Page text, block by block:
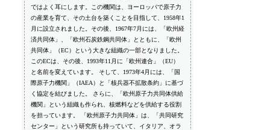
ではよく耳にします。この機関は、ヨーロッパで原子力
の産業を育て、その土台を築くことを目指して、1958年1
月に設立されました。その後、1967年7月には、「欧州経
済共同体」、「欧州石炭鉄鋼共同体」とともに、「欧州
共同体」（EC）という大きな組織の一部となりました。
このECは、その後、1993年11月に「欧州連合」（EU）
と名前を変えています。 そして、1973年4月には、「国
際原子力機関」（IAEA）と「核兵器不拡散条約」に基づ
く協定を結びました。 さらに、「欧州原子力共同体供給
機関」という組織も作られ、核燃料などを供給する役割
を担っています。 「欧州原子力共同体」は、「共同研究
センター」という研究所も持っていて、イタリア、オラ